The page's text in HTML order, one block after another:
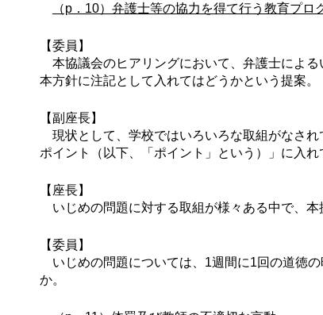
（p．10）弁護士等の協力を得て行う教育プロ
【委員】
本協議会のヒアリングにおいて、弁護士によ
本方針に注記として入れてはどうかという提案。
【副座長】
現状として、学校ではいろいろな取組がなさ
ポイント（以下、「ポイント」という）」に入れ
【座長】
いじめの問題に対する取組が様々ある中で、本
【委員】
いじめの問題については、1週間に1回の道徳
か。